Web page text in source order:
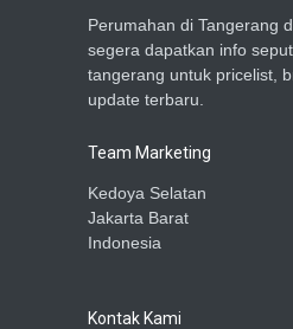
Perumahan di Tangerang
segera dapatkan info
tangerang untuk pricelist,
update terbaru.
Team Marketing
Kedoya Selatan
Jakarta Barat
Indonesia
Kontak Kami